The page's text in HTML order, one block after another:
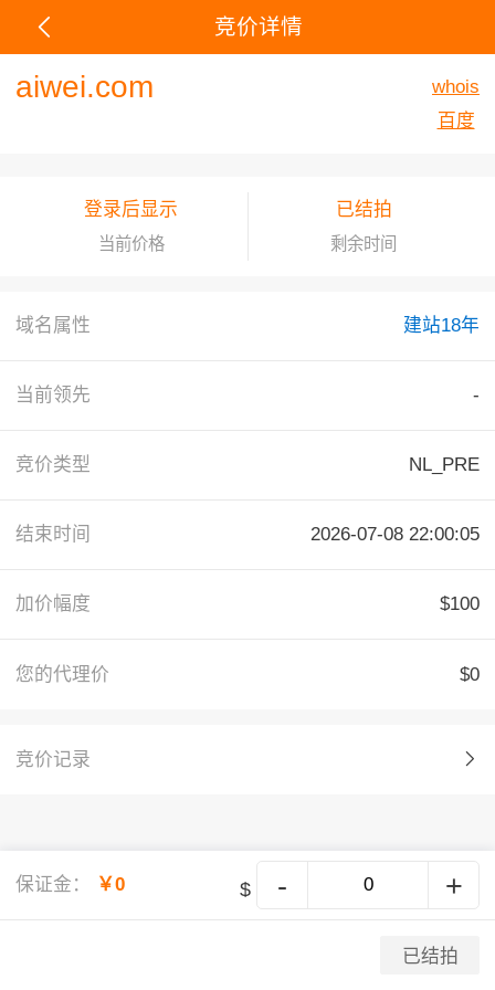
竞价详情
aiwei.com
whois
百度
登录后显示
当前价格
已结拍
剩余时间
域名属性 建站18年
当前领先 -
竞价类型 NL_PRE
结束时间 2026-07-08 22:00:05
加价幅度 $100
您的代理价 $0
竞价记录
保证金： ￥0 $ - +